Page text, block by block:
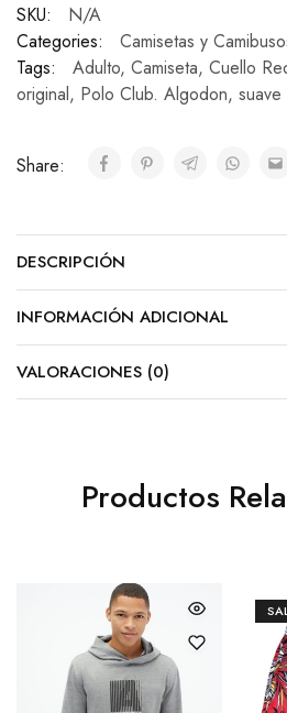
SKU:
N/A
Categories:
Camisetas y
Tags:
Adulto, Camiseta, Cuello
original, Polo Club. Algodon, suave
Share:
DESCRIPCIÓN
INFORMACIÓN ADICIONAL
VALORACIONES (0)
Productos